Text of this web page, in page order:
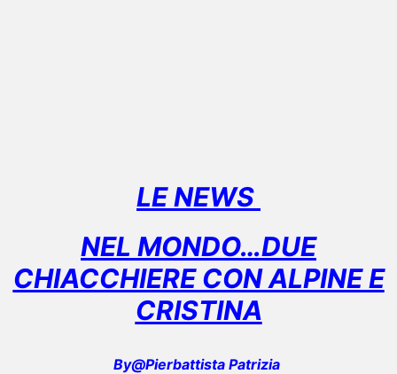
LE NEWS
NEL MONDO…DUE
CHIACCHIERE CON ALPINE E
CRISTINA
By@Pierbattista Patrizia